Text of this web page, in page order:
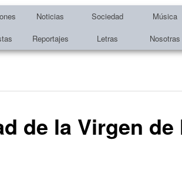
Noticias Sociedad Música
Reportajes Letras Nosotras
de la Virgen de